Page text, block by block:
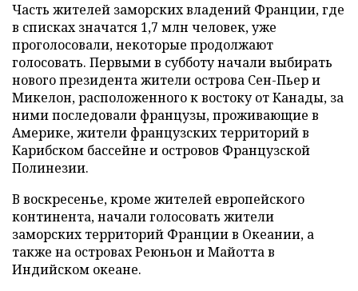
Часть жителей заморских владений Франции, где
в списках значатся 1,7 млн человек, уже
проголосовали, некоторые продолжают
голосовать. Первыми в субботу начали выбирать
нового президента жители острова Сен-Пьер и
Микелон, расположенного к востоку от Канады, за
ними последовали французы, проживающие в
Америке, жители французских территорий в
Карибском бассейне и островов Французской
Полинезии.
В воскресенье, кроме жителей европейского
континента, начали голосовать жители
заморских территорий Франции в Океании, а
также на островах Реюньон и Майотта в
Индийском океане.